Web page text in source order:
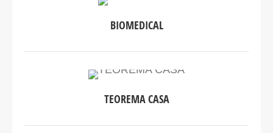
BIOMEDICAL
TEOREMA CASA